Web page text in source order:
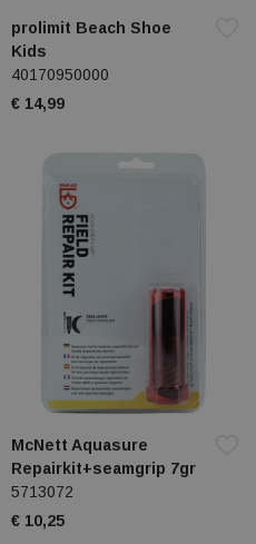
prolimit Beach Shoe
Kids
40170950000
€ 14,99
McNett Aquasure
Repairkit+seamgrip 7gr
5713072
€ 10,25